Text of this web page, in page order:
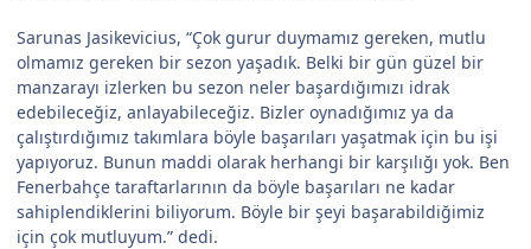
Sarunas Jasikevicius, “Çok gurur duymamız gereken, mutlu
olmamız gereken bir sezon yaşadık. Belki bir gün güzel bir
manzarayı izlerken bu sezon neler başardığımızı idrak
edebileceğiz, anlayabileceğiz. Bizler oynadığımız ya da
çalıştırdığımız takımlara böyle başarıları yaşatmak için bu işi
yapıyoruz. Bunun maddi olarak herhangi bir karşılığı yok. Ben
Fenerbahçe taraftarlarının da böyle başarıları ne kadar
sahiplendiklerini biliyorum. Böyle bir şeyi başarabildiğimiz
için çok mutluyum.” dedi.